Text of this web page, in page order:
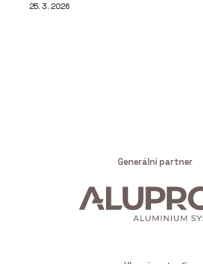
25. 3. 2026
Generální partner